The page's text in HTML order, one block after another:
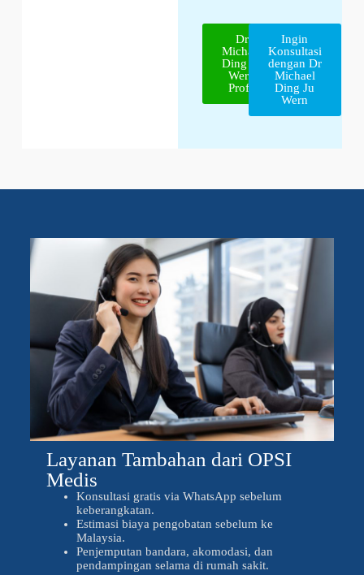
Dr
Michael
Ding Ju
Wern
Profil
Ingin
Konsultasi
dengan Dr
Michael
Ding Ju
Wern
Layanan Tambahan dari OPSI
Medis
Konsultasi gratis via WhatsApp sebelum
keberangkatan.
Estimasi biaya pengobatan sebelum ke
Malaysia.
Penjemputan bandara, akomodasi, dan
pendampingan selama di rumah sakit.